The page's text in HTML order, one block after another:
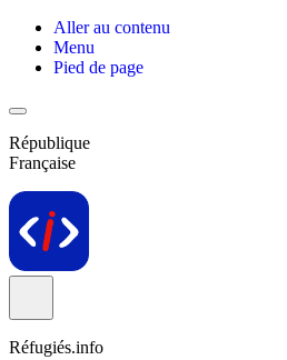
Aller au contenu
Menu
Pied de page
République
Française
Réfugiés.info